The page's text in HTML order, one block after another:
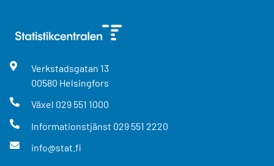
Verkstadsgatan 13
00580 Helsingfors
Växel 029 551 1000
Informationstjänst 029 551 2220
info@stat.fi